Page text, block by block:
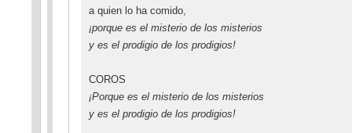
a quien lo ha comido,
¡porque es el misterio de los misterios
y es el prodigio de los prodigios!
COROS
¡Porque es el misterio de los misterios
y es el prodigio de los prodigios!